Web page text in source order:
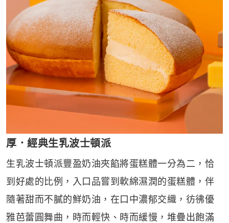
厚．經典生乳波士頓派
生乳波士頓派豐盈奶油夾餡將蛋糕體一分為二，恰
到好處的比例，入口品嘗到軟綿濕潤的蛋糕體，伴
隨著甜而不膩的鮮奶油，在口中濃郁交織，彷彿優
雅芭蕾圓舞曲，時而輕快、時而緩慢，堆疊出飽滿